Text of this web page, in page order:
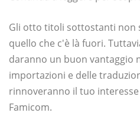
Gli otto titoli sottostanti non
quello che c'è là fuori.
daranno un buon vantaggio
importazioni e delle
rinnoveranno il tuo
Famicom.